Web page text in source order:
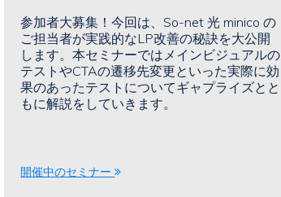
参加者大募集！今回は、So-net 光 minico の
ご担当者が実践的なLP改善の秘訣を大公開
します。本セミナーではメインビジュアルの
テストやCTAの遷移先変更といった実際に効
果のあったテストについてギャプライズとと
もに解説をしていきます。
開催中のセミナー